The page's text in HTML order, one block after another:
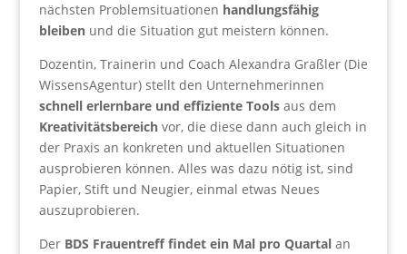
nächsten Problemsituationen handlungsfähig
bleibenund die Situation gut meistern können.
Dozentin, Trainerin und Coach Alexandra Graßler (Die
WissensAgentur) stellt den Unternehmerinnen
schnell erlernbare und effiziente Toolsaus dem
Kreativitätsbereichvor, die diese dann auch gleich in
der Praxis an konkreten und aktuellen Situationen
ausprobieren können. Alles was dazu nötig ist, sind
Papier, Stift und Neugier, einmal etwas Neues
auszuprobieren.
Der BDS Frauentreff findet ein Mal pro Quartalan